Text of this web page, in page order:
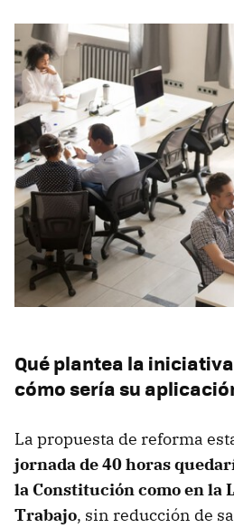
Qué plantea la
cómo sería su
La propuesta de reforma
jornada de 40 horas
la Constitución como en la
Trabajo, sin reducción de